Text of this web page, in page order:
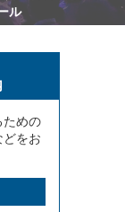
ル
ための
どをお